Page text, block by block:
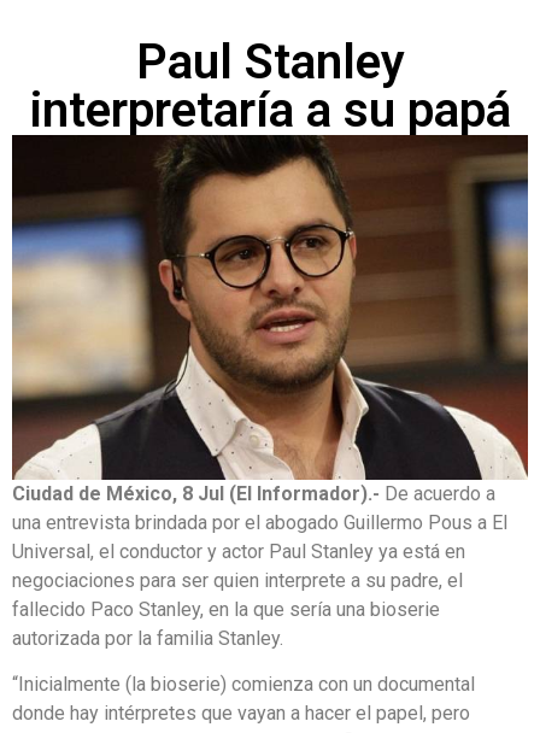
Paul Stanley
interpretaría a su papá
Ciudad de México, 8 Jul (El Informador).- De acuerdo a
una entrevista brindada por el abogado Guillermo Pous a El
Universal, el conductor y actor Paul Stanley ya está en
negociaciones para ser quien interprete a su padre, el
fallecido Paco Stanley, en la que sería una bioserie
autorizada por la familia Stanley.
“Inicialmente (la bioserie) comienza con un documental
donde hay intérpretes que vayan a hacer el papel, pero